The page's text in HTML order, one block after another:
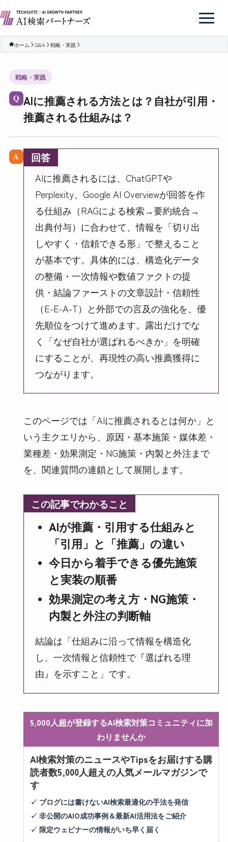
ホーム Q&A 戦略・実践
戦略・実践
Q AIに推薦される方法とは？自社が引用・
推薦される仕組みは？
A 回答
AIに推薦されるには、ChatGPTや
Perplexity、Google AI Overviewが回答を作
る仕組み（RAGによる検索→要約統合→
出典付与）に合わせて、情報を「切り出
しやすく・信頼できる形」で整えること
が基本です。具体的には、構造化データ
の整備・一次情報や数値ファクトの提
供・結論ファーストの文章設計・信頼性
（E-E-A-T）と外部での言及の強化を、優
先順位をつけて進めます。露出だけでな
く「なぜ自社が選ばれるべきか」を明確
にすることが、再現性の高い推薦獲得に
つながります。
このページでは「AIに推薦されるとは何か」と
いう主クエリから、原因・基本施策・媒体差・
業種差・効果測定・NG施策・内製と外注まで
を、関連質問の連鎖として展開します。
この記事でわかること
AIが推薦・引用する仕組みと
「引用」と「推薦」の違い
今日から着手できる優先施策
と実装の順番
効果測定の考え方・NG施策・
内製と外注の判断軸
結論は「仕組みに沿って情報を構造化
し、一次情報と信頼性で『選ばれる理
由』を示すこと」です。
5,000人超が登録するAI検索対策コミュニティに加
わりませんか
AI検索対策のニュースやTipsをお届けする購
読者数5,000人超えの人気メールマガジンで
す
✓ ブログには書けないAI検索最適化の手法を発信
✓ 非公開のAIO成功事例＆最新AI活用法をご紹介
✓ 限定ウェビナーの情報がいち早く届く